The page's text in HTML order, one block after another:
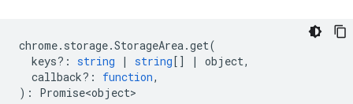
chrome. storage.StorageArea.get(
keys? : string | string[] | object,
callback? : function,
) : Promise<object>